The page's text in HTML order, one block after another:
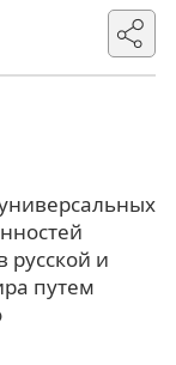
русской и
путем